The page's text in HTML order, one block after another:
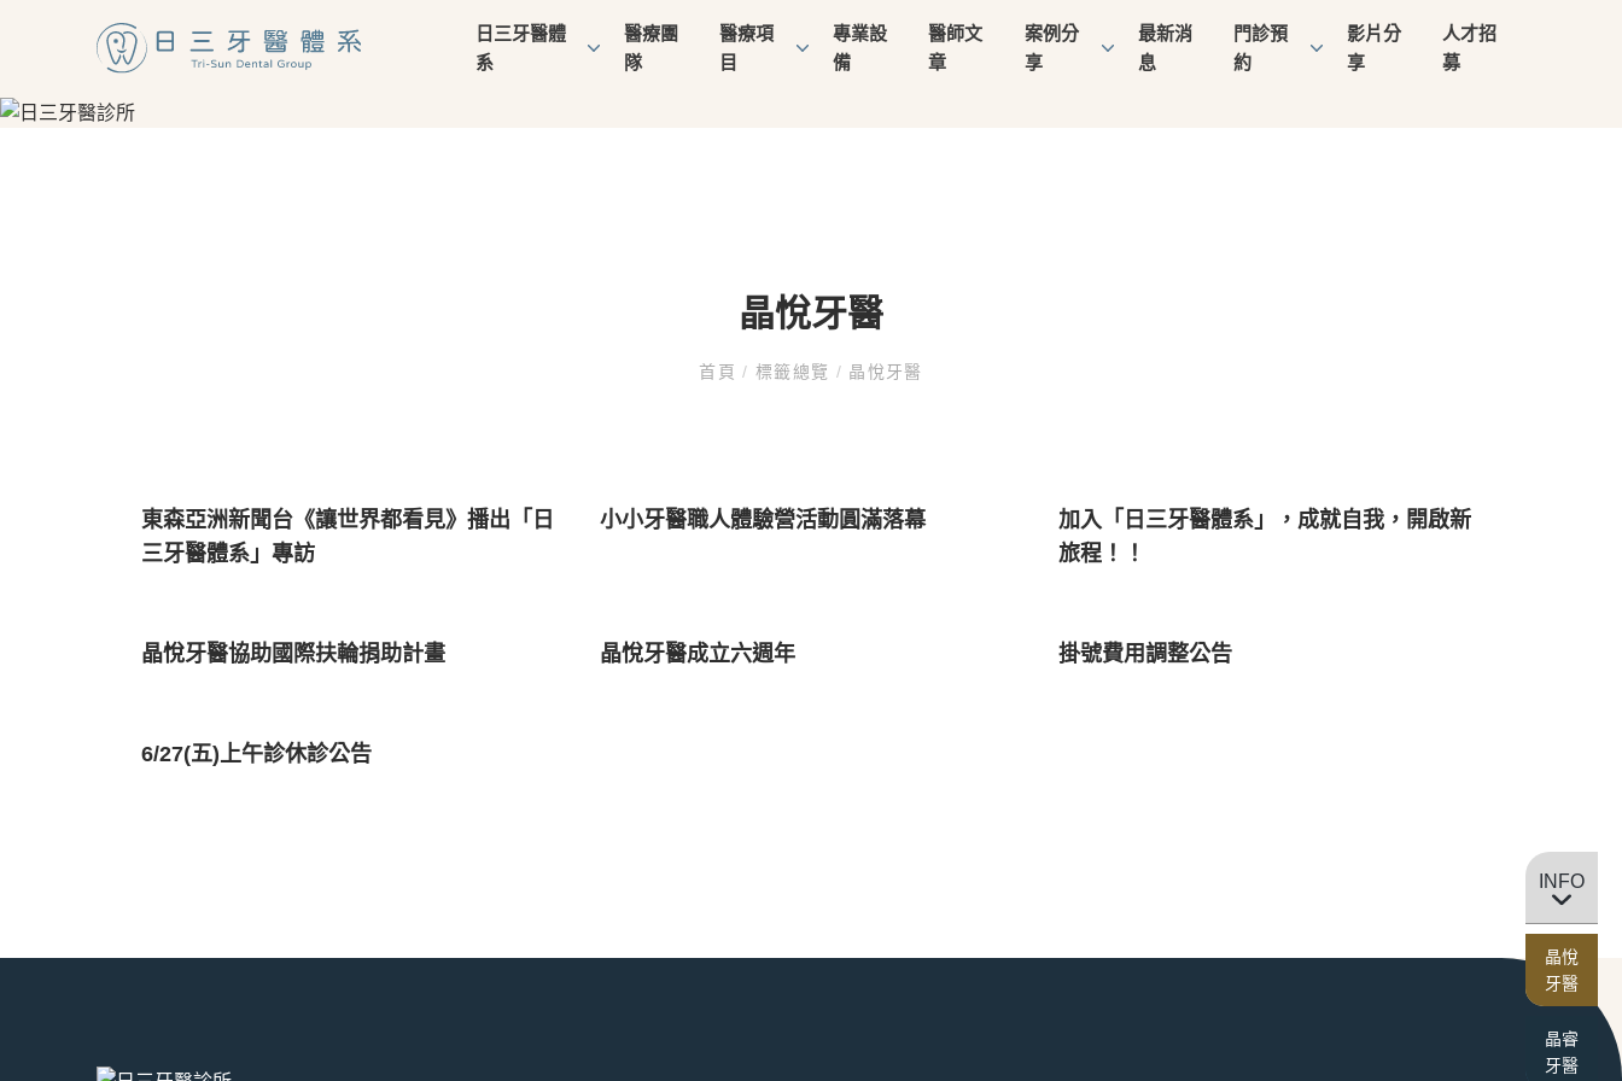
日三牙醫體
系
醫療團
隊
醫療項
目
專業設
備
醫師文
章
案例分
享
最新消
息
門診預
約
影片分
享
人才招
募
晶悅牙醫
首頁/ 標籤總覽 / 晶悅牙醫
東森亞洲新聞台《讓世界都看見》播出「日
三牙醫體系」專訪
小小牙醫職人體驗營活動圓滿落幕
加入「日三牙醫體系」，成就自我，開啟新
旅程！！
晶悅牙醫協助國際扶輪捐助計畫 晶悅牙醫成立六週年 掛號費用調整公告
6/27(五)上午診休診公告
INFO
晶悅
牙醫
晶睿
牙醫